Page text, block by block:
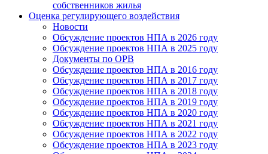
собственников жилья
Оценка регулирующего воздействия
Новости
Обсуждение проектов НПА в 2026 году
Обсуждение проектов НПА в 2025 году
Документы по ОРВ
Обсуждение проектов НПА в 2016 году
Обсуждение проектов НПА в 2017 году
Обсуждение проектов НПА в 2018 году
Обсуждение проектов НПА в 2019 году
Обсуждение проектов НПА в 2020 году
Обсуждение проектов НПА в 2021 году
Обсуждение проектов НПА в 2022 году
Обсуждение проектов НПА в 2023 году